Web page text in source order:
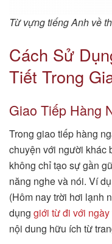
Từ vựng tiếng Anh về
Cách Sử
Tiết Trong
Giao Tiếp Hàng
Trong giao tiếp hàng
chuyện với người khác
không chỉ tạo sự gần
năng nghe và nói. Ví
(Hôm nay trời hơi lạnh
dụng giới từ đi với
nội dung hữu ích từ